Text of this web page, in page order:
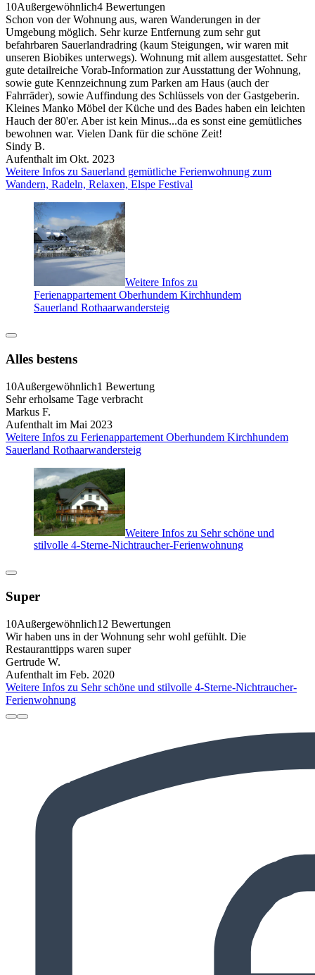
10Außergewöhnlich4 Bewertungen
Schon von der Wohnung aus, waren Wanderungen in der
Umgebung möglich. Sehr kurze Entfernung zum sehr gut
befahrbaren Sauerlandradring (kaum Steigungen, wir waren mit
unseren Biobikes unterwegs). Wohnung mit allem ausgestattet. Sehr
gute detailreiche Vorab-Information zur Ausstattung der Wohnung,
sowie gute Kennzeichnung zum Parken am Haus (auch der
Fahrräder), sowie Auffindung des Schlüssels von der Gastgeberin.
Kleines Manko Möbel der Küche und des Bades haben ein leichten
Hauch der 80'er. Aber ist kein Minus...da es sonst eine gemütliches
bewohnen war. Vielen Dank für die schöne Zeit!
Sindy B.
Aufenthalt im Okt. 2023
Weitere Infos zu Sauerland gemütliche Ferienwohnung zum
Wandern, Radeln, Relaxen, Elspe Festival
Weitere Infos zu
Ferienappartement Oberhundem Kirchhundem
Sauerland Rothaarwandersteig
Alles bestens
10Außergewöhnlich1 Bewertung
Sehr erholsame Tage verbracht
Markus F.
Aufenthalt im Mai 2023
Weitere Infos zu Ferienappartement Oberhundem Kirchhundem
Sauerland Rothaarwandersteig
Weitere Infos zu Sehr schöne und
stilvolle 4-Sterne-Nichtraucher-Ferienwohnung
Super
10Außergewöhnlich12 Bewertungen
Wir haben uns in der Wohnung sehr wohl gefühlt. Die
Restauranttipps waren super
Gertrude W.
Aufenthalt im Feb. 2020
Weitere Infos zu Sehr schöne und stilvolle 4-Sterne-Nichtraucher-
Ferienwohnung